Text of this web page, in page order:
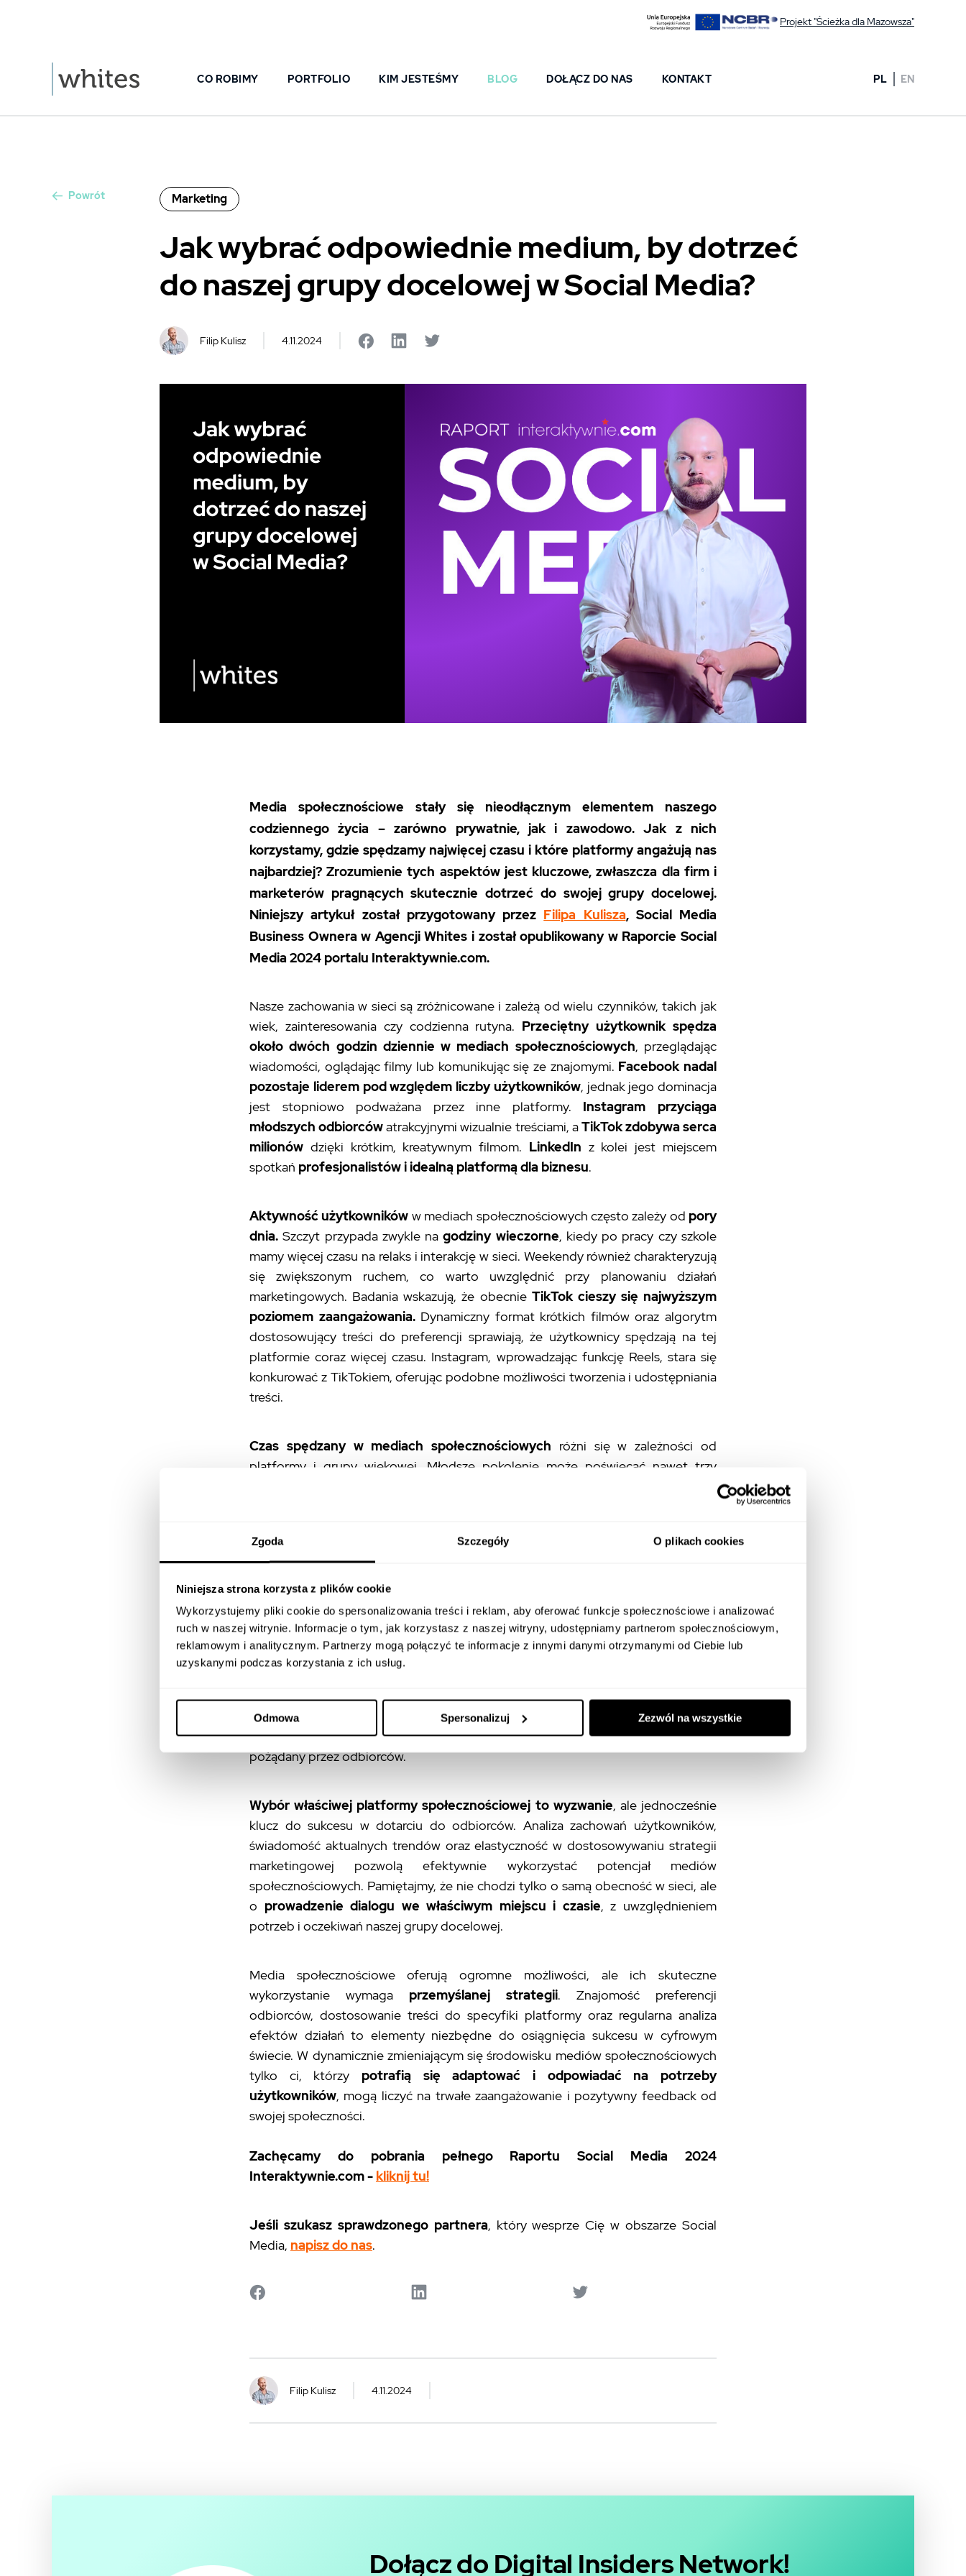
Zgoda Szczegóły O plikach cookies
Niniejsza strona korzysta z plików cookie
Wykorzystujemy pliki cookie do spersonalizowania treści i reklam, aby oferować funkcje społecznościowe i analizować
ruch w naszej witrynie. Informacje o tym, jak korzystasz z naszej witryny, udostępniamy partnerom społecznościowym,
reklamowym i analitycznym. Partnerzy mogą połączyć te informacje z innymi danymi otrzymanymi od Ciebie lub
uzyskanymi podczas korzystania z ich usług.
Odmowa Spersonalizuj Zezwól na wszystkie
Projekt "Ścieżka dla Mazowsza"
CO ROBIMY PORTFOLIO KIM JESTEŚMY BLOG DOŁĄCZ DO NAS KONTAKT PL EN
Powrót Marketing
Jak wybrać odpowiednie medium, by dotrzeć
do naszej grupy docelowej w Social Media?
Filip Kulisz 4.11.2024
Media społecznościowe stały się nieodłącznym elementem naszego
codziennego życia – zarówno prywatnie, jak i zawodowo. Jak z nich
korzystamy, gdzie spędzamy najwięcej czasu i które platformy angażują nas
najbardziej? Zrozumienie tych aspektów jest kluczowe, zwłaszcza dla firm i
marketerów pragnących skutecznie dotrzeć do swojej grupy docelowej.
Niniejszy artykuł został przygotowany przez Filipa Kulisza, Social Media
Business Ownera w Agencji Whites i został opublikowany w Raporcie Social
Media 2024 portalu Interaktywnie.com.
Nasze zachowania w sieci są zróżnicowane i zależą od wielu czynników, takich jak
wiek, zainteresowania czy codzienna rutyna. Przeciętny użytkownik spędza
około dwóch godzin dziennie w mediach społecznościowych, przeglądając
wiadomości, oglądając filmy lub komunikując się ze znajomymi. Facebook nadal
pozostaje liderem pod względem liczby użytkowników, jednak jego dominacja
jest stopniowo podważana przez inne platformy. Instagram przyciąga
młodszych odbiorcówatrakcyjnymi wizualnie treściami, aTikTok zdobywa serca
milionów dzięki krótkim, kreatywnym filmom. LinkedIn z kolei jest miejscem
spotkań profesjonalistów i idealną platformą dla biznesu.
Aktywność użytkowników w mediach społecznościowych często zależy od pory
dnia. Szczyt przypada zwykle nagodziny wieczorne, kiedy po pracy czy szkole
mamy więcej czasu na relaks i interakcję w sieci. Weekendy również charakteryzują
się zwiększonym ruchem, co warto uwzględnić przy planowaniu działań
marketingowych. Badania wskazują, że obecnie TikTok cieszy się najwyższym
poziomem zaangażowania.Dynamiczny format krótkich filmów oraz algorytm
dostosowujący treści do preferencji sprawiają, że użytkownicy spędzają na tej
platformie coraz więcej czasu. Instagram, wprowadzając funkcję Reels, stara się
konkurować z TikTokiem, oferując podobne możliwości tworzenia i udostępniania
treści.
Czas spędzany w mediach społecznościowych różni się w zależności od
platformy i grupy wiekowej. Młodsze pokolenie może poświęcać nawet trzy
pokazuje,
jak ważne stały się one w naszym życiu
i jak dużą rolę odgrywają w
komunikacji oraz w zdobywaniu informacji.
Kluczem do skutecznego dotarcia do grupy docelowej jest dokładne
zrozumienie jejpreferencji i zachowań.Jeśli kierujemy swoje produkty czy usługi
do młodszej grupy odbiorców, warto skupić się na TikToku i Instagramie. Dla
dostosowanie treści do specyfiki danej platformy– inny content sprawdzi się
na Facebooku, a inny na TikToku. Nie wystarczy być obecnym w mediach
społecznościowych, trzeba jeszcze komunikować się w sposób atrakcyjny i
pożądany przez odbiorców.
Wybór właściwej platformy społecznościowej to wyzwanie, ale jednocześnie
klucz do sukcesu w dotarciu do odbiorców. Analiza zachowań użytkowników,
świadomość aktualnych trendów oraz elastyczność w dostosowywaniu strategii
marketingowej pozwolą efektywnie wykorzystać potencjał mediów
społecznościowych. Pamiętajmy, że nie chodzi tylko o samą obecność w sieci, ale
o prowadzenie dialogu we właściwym miejscu i czasie, z uwzględnieniem
potrzeb i oczekiwań naszej grupy docelowej.
Media społecznościowe oferują ogromne możliwości, ale ich skuteczne
wykorzystanie wymaga przemyślanej strategii. Znajomość preferencji
odbiorców, dostosowanie treści do specyfiki platformy oraz regularna analiza
efektów działań to elementy niezbędne do osiągnięcia sukcesu w cyfrowym
świecie. W dynamicznie zmieniającym się środowisku mediów społecznościowych
tylko ci, którzy potrafią się adaptować i odpowiadać na potrzeby
użytkowników, mogą liczyć na trwałe zaangażowanie i pozytywny feedback od
swojej społeczności.
Zachęcamy do pobrania pełnego Raportu Social Media 2024
Interaktywnie.com - kliknij tu!
Jeśli szukasz sprawdzonego partnera, który wesprze Cię w obszarze Social
Media, napisz do nas.
Filip Kulisz 4.11.2024
Dołącz do Digital Insiders Network!